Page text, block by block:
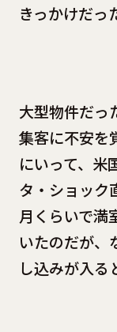
きっかけだっ
大型物件だっ
集客に不安を
にいって、米
タ・ショック
月くらいで満
いたのだが、
し込みが入る